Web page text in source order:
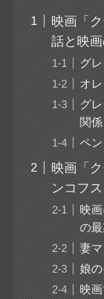
映画「
話と映
グ
オ
グ
関係
ペ
映画「
ンコフ
映
の
妻
娘
映